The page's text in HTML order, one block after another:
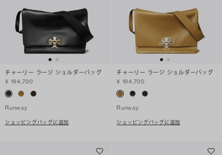
チャーリー ラージ ショルダーバッグ
¥ 194,700
Runway
ショッピングバッグに追加
チャーリー ラージ ショルダーバッグ
¥ 194,700
Runway
ショッピングバッグに追加